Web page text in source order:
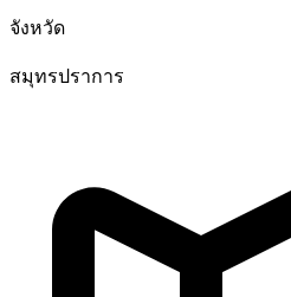
จังหวัด
สมุทรปราการ